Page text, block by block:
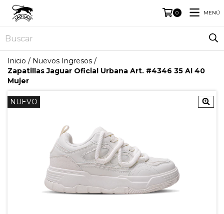
0 MENÚ
Inicio / Nuevos Ingresos /
Zapatillas Jaguar Oficial Urbana Art. #4346 35 Al 40
Mujer
NUEVO